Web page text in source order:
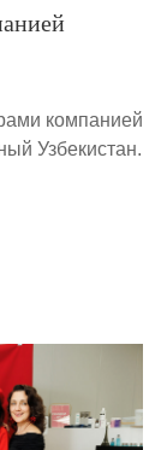
компанией
Узбекистан.